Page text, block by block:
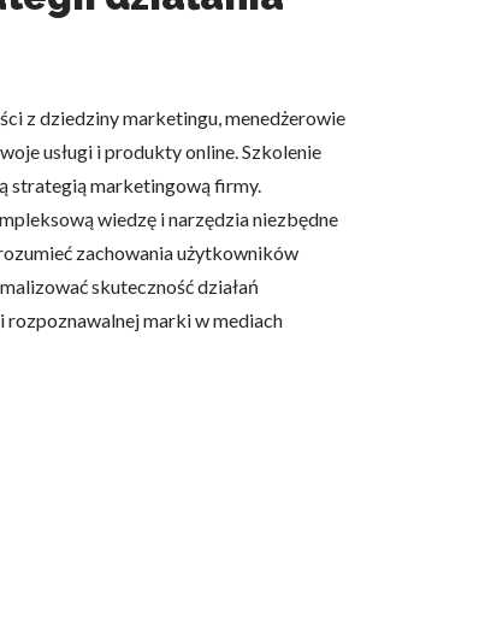
z dziedziny marketingu, menedżerowie
usługi i produkty online. Szkolenie
strategią marketingową firmy.
wiedzę i narzędzia niezbędne
zachowania użytkowników
skuteczność działań
marki w mediach